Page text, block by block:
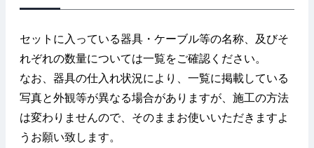
セットに入っている器具・ケーブル等の名称、及びそ
れぞれの数量については一覧をご確認ください。
なお、器具の仕入れ状況により、一覧に掲載している
写真と外観等が異なる場合がありますが、施工の方法
は変わりませんので、そのままお使いいただきますよ
うお願い致します。